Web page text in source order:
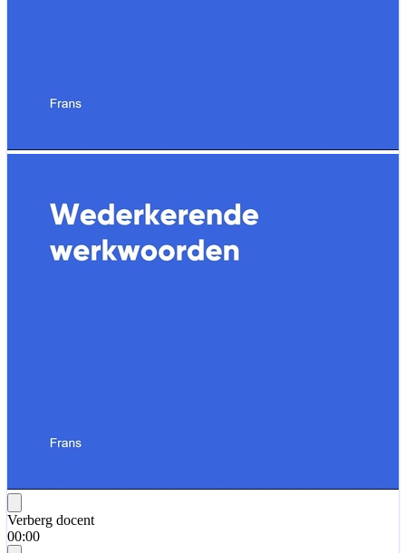
Verberg docent
00:00